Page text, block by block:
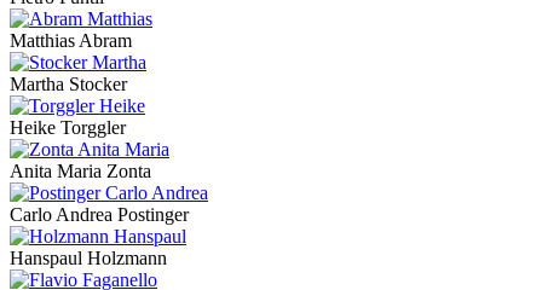
Matthias Abram
Martha Stocker
Heike Torggler
Anita Maria Zonta
Carlo Andrea Postinger
Hanspaul Holzmann